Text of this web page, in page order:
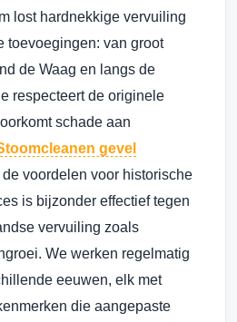
lost hardnekkige vervuiling
toevoegingen: van groot
de Waag en langs de
respecteert de originele
schade aan
gevel
de voordelen voor historische
is bijzonder effectief tegen
vervuiling zoals
We werken regelmatig
eeuwen, elk met
die aangepaste